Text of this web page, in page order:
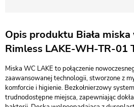
Opis produktu Biała miska
Rimless LAKE-WH-TR-01
Miska WC LAKE to połączenie
zaawansowanej technologii, stworzone z
komforcie i higienie. Bezkołnierzowy
trudnodostępne miejsca, zapewniając